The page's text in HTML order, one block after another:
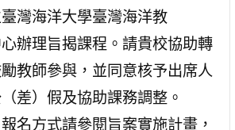
臺灣海洋大學臺灣海洋教
辦理旨揭課程。請貴校協助轉
教師參與，並同意核予出席人
差）假及協助課務調整。
名方式請參閱旨案實施計畫，